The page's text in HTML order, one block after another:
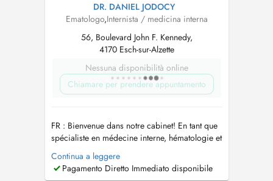
DR. DANIEL JODOCY
Ematologo,Internista / medicina interna
56, Boulevard John F. Kennedy,
4170 Esch-sur-Alzette
Nessuna disponibilità online
Chiamare per prendere appuntamento
FR : Bienvenue dans notre cabinet! En tant que
spécialiste en médecine interne, hématologie et
oncologie, mon objectif est de vous offrir des
soins complets et empreints d'empathie.
Veuillez prendre rendez-vous avec une
Continua a leggere
Pagamento Diretto Immediato disponibile